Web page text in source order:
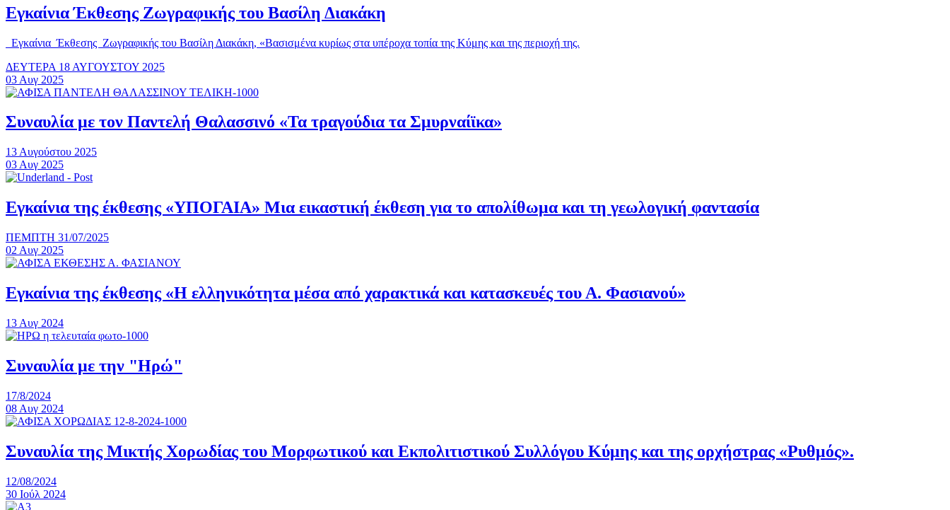
Εγκαίνια Έκθεσης Ζωγραφικής του Βασίλη Διακάκη
Εγκαίνια Έκθεσης Ζωγραφικής του Βασίλη Διακάκη, «Βασισμένα κυρίως στα υπέροχα τοπία της Κύμης και της περιοχή της.
ΔΕΥΤΕΡΑ 18 ΑΥΓΟΥΣΤΟΥ 2025
03 Αυγ 2025
Συναυλία με τον Παντελή Θαλασσινό «Τα τραγούδια τα Σμυρναίϊκα»
13 Αυγούστου 2025
03 Αυγ 2025
Εγκαίνια της έκθεσης «ΥΠΟΓΑΙΑ» Μια εικαστική έκθεση για το απολίθωμα και τη γεωλογική φαντασία
ΠΕΜΠΤΗ 31/07/2025
02 Αυγ 2025
Εγκαίνια της έκθεσης «Η ελληνικότητα μέσα από χαρακτικά και κατασκευές του Α. Φασιανού»
13 Αυγ 2024
Συναυλία με την "Ηρώ"
17/8/2024
08 Αυγ 2024
Συναυλία της Μικτής Χορωδίας του Μορφωτικού και Εκπολιτιστικού Συλλόγου Κύμης και της ορχήστρας «Ρυθμός».
12/08/2024
30 Ιούλ 2024